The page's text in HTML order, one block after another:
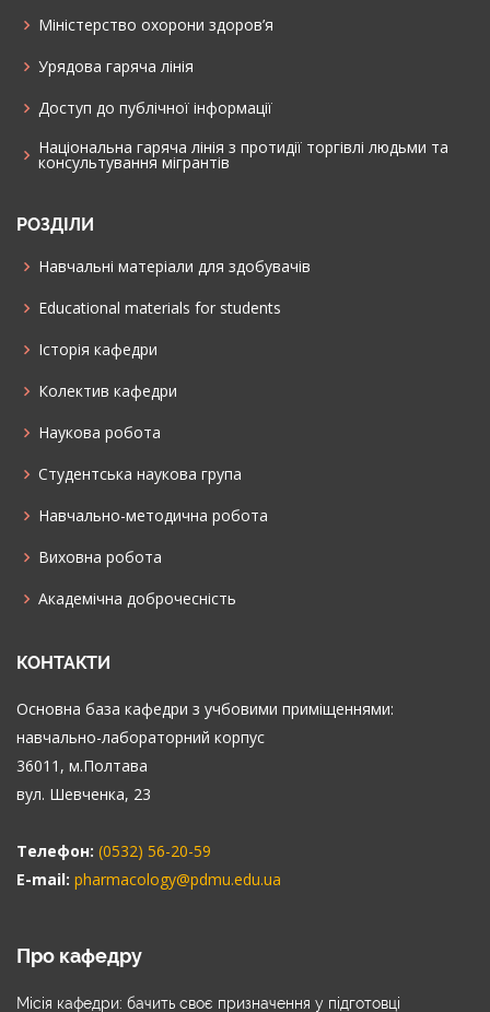
Міністерство охорони здоров’я
Урядова гаряча лінія
Доступ до публічної інформації
Національна гаряча лінія з протидії торгівлі людьми та
консультування мiгрантiв
РОЗДІЛИ
Навчальні матеріали для здобувачів
Educational materials for students
Історія кафедри
Колектив кафедри
Наукова робота
Cтудентська наукова група
Навчально-методична робота
Виховна робота
Академічна доброчесність
КОНТАКТИ
Основна база кафедри з учбовими приміщеннями:
навчально-лабораторний корпус
36011, м.Полтава
вул. Шевченка, 23
Телефон: (0532) 56-20-59
E-mail: pharmacology@pdmu.edu.ua
Про кафедру
Місія кафедри: бачить своє призначення у підготовці